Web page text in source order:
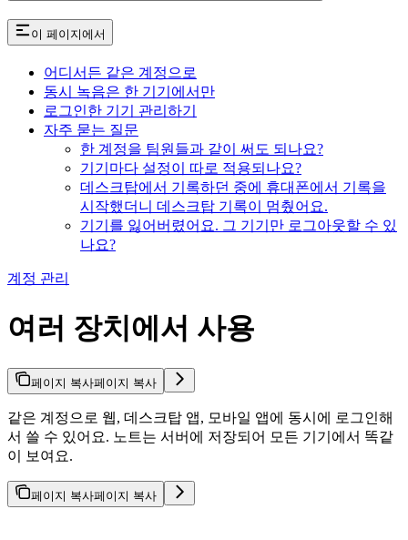
이 페이지에서
어디서든 같은 계정으로
동시 녹음은 한 기기에서만
로그인한 기기 관리하기
자주 묻는 질문
한 계정을 팀원들과 같이 써도 되나요?
기기마다 설정이 따로 적용되나요?
데스크탑에서 기록하던 중에 휴대폰에서 기록을
시작했더니 데스크탑 기록이 멈췄어요.
기기를 잃어버렸어요. 그 기기만 로그아웃할 수 있
나요?
계정 관리
여러 장치에서 사용
페이지 복사페이지 복사
같은 계정으로 웹, 데스크탑 앱, 모바일 앱에 동시에 로그인해
서 쓸 수 있어요. 노트는 서버에 저장되어 모든 기기에서 똑같
이 보여요.
페이지 복사페이지 복사